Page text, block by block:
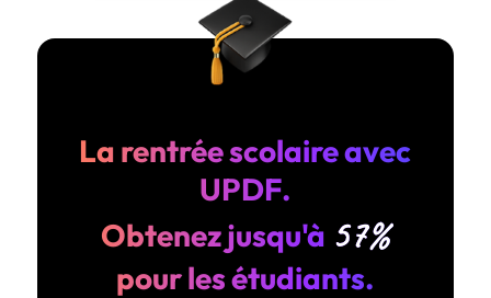
La rentrée scolaire avec
UPDF.
Obtenez jusqu'à 57%
pour les étudiants.